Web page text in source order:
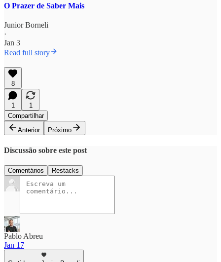
O Prazer de Saber Mais
Junior Borneli
·
Jan 3
Read full story
8
1
1
Compartilhar
Anterior
Próximo
Discussão sobre este post
Comentários Restacks
Pablo Abreu
Jan 17